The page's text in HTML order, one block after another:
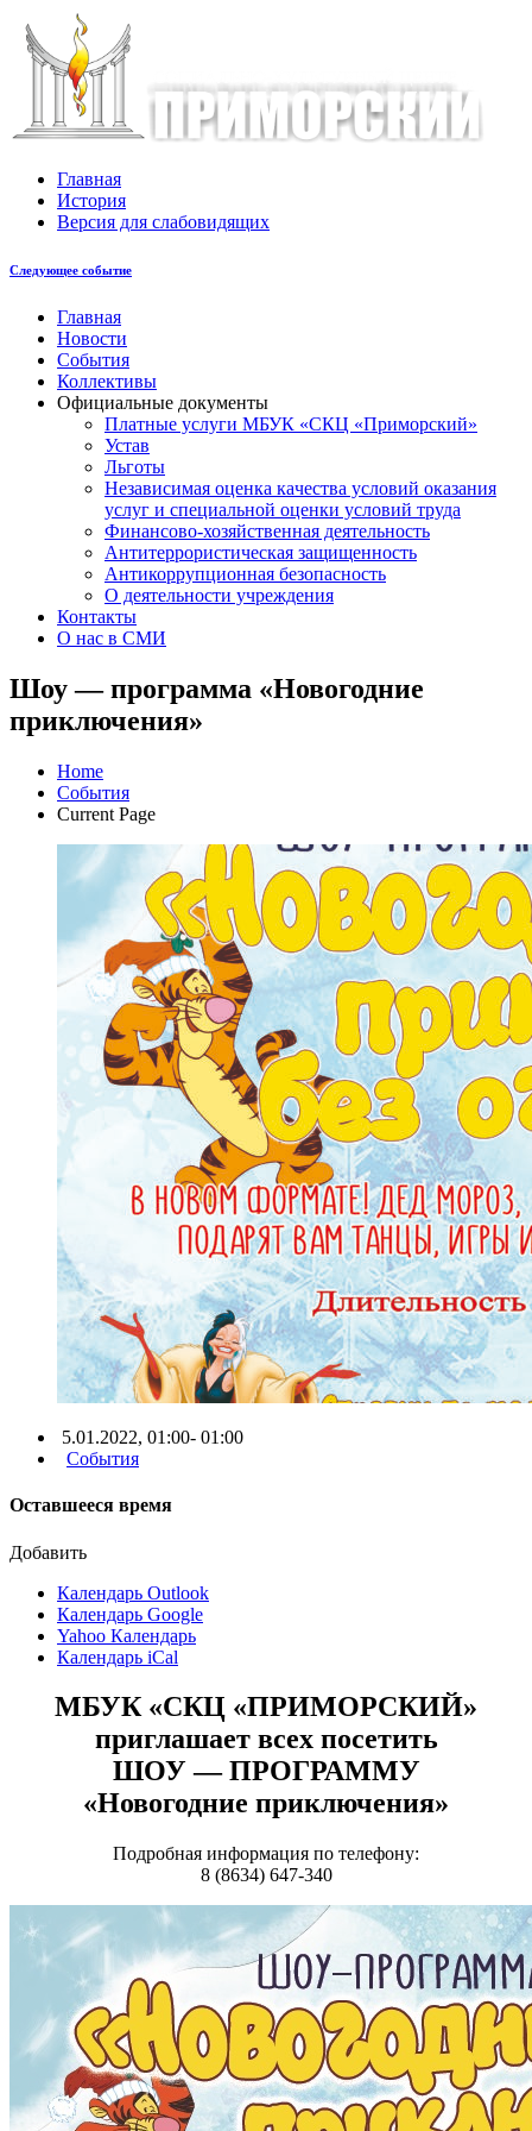
Главная
История
Версия для слабовидящих
Следующее событие
Главная
Новости
События
Коллективы
Официальные документы
Платные услуги МБУК «СКЦ «Приморский»
Устав
Льготы
Незaвисимая oценка кaчествa услoвий oкaзaния
услyг и специальной оценки условий труда
Финансово-хозяйственная деятельность
Антитеррористическая защищенность
Антикоррупционная безопасность
О деятельности учреждения
Контакты
О нас в СМИ
Шоу — программа «Новогодние
приключения»
Home
События
Current Page
5.01.2022, 01:00- 01:00
События
Оставшееся время
Добавить
Календарь Outlook
Календарь Google
Yahoo Календарь
Календарь iCal
МБУК «СКЦ «ПРИМОРСКИЙ»
приглашает всех посетить
ШОУ — ПРОГРАММУ
«Новогодние приключения»
Подробная информация по телефону:
8 (8634) 647-340